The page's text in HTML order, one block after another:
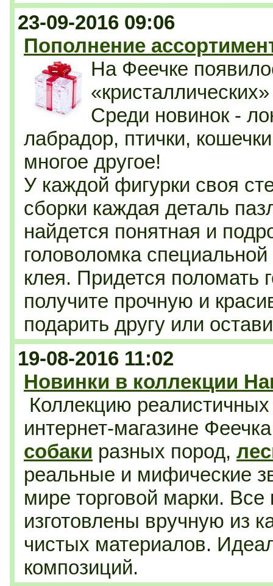
23-09-2016 09:06
Пополнение
На Феечке
Среди новинок -
лабрадор, птички,
многое другое!
У каждой фигурки своя
сборки каждая деталь
найдется понятная и
головоломка
клея. Придется поломать
получите прочную и
подарить другу или
19-08-2016 11:02
Новинки в коллекции
Коллекцию
интернет-магазине
собаки разных пород,
реальные и мифические
мире торговой марки. Все
изготовлены вручную из
чистых материалов.
композиций.